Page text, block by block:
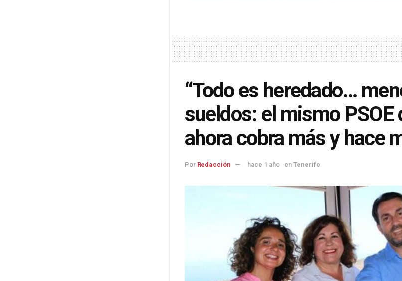
“Todo es heredado…
sueldos: el mismo PSOE
ahora cobra más y hace
Por Redacción hace 1 año en Tenerife